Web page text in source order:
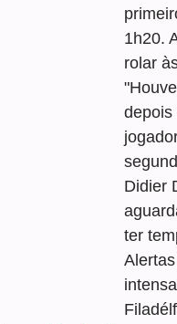
1h20.
rolar
depois
Didier
ter